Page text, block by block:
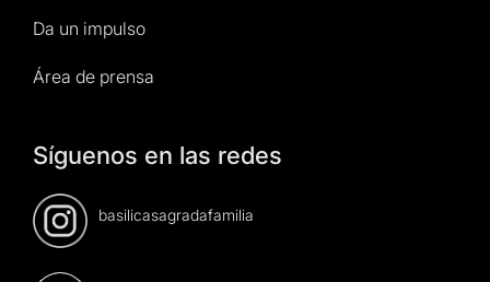
Da un impulso
Área de prensa
Síguenos en las redes
basilicasagradafamilia